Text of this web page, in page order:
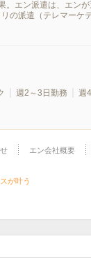
エン派遣は、エン
派遣（テレマーケ
週2～3日勤務 週
エン会社概要
が叶う